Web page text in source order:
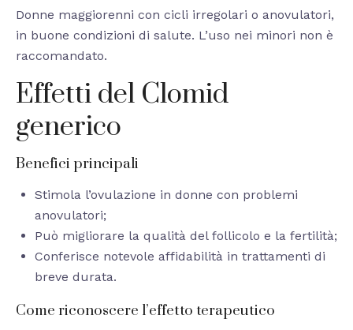
Donne maggiorenni con cicli irregolari o anovulatori,
in buone condizioni di salute. L’uso nei minori non è
raccomandato.
Effetti del Clomid
generico
Benefici principali
Stimola l’ovulazione in donne con problemi
anovulatori;
Può migliorare la qualità del follicolo e la fertilità;
Conferisce notevole affidabilità in trattamenti di
breve durata.
Come riconoscere l’effetto terapeutico